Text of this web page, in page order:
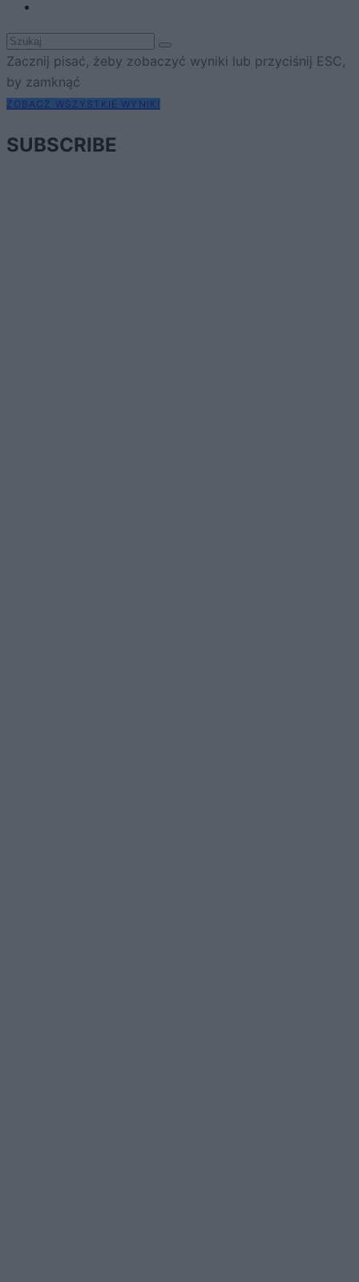
Zacznij pisać, żeby zobaczyć wyniki lub przyciśnij ESC,
by zamknąć
ZOBACZ WSZYSTKIE WYNIKI
SUBSCRIBE